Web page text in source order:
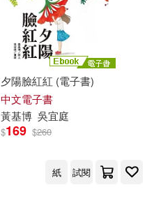
夕陽臉紅紅 (電子書)
中文電子書
黃基博 吳宜庭
$169 $260
紙 試閱